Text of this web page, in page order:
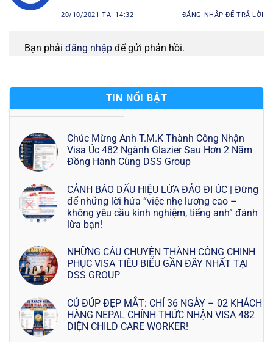
20/10/2021 TẠI 14:32 ĐĂNG NHẬP ĐỂ TRẢ LỜI
Bạn phải đăng nhập để gửi phản hồi.
TIN NỔI BẬT
Chúc Mừng Anh T.M.K Thành Công Nhận
Visa Úc 482 Ngành Glazier Sau Hơn 2 Năm
Đồng Hành Cùng DSS Group
CẢNH BÁO DẤU HIỆU LỪA ĐẢO ĐI ÚC | Đừng
để những lời hứa “việc nhẹ lương cao –
không yêu cầu kinh nghiệm, tiếng anh” đánh
lừa bạn!
NHỮNG CÂU CHUYỆN THÀNH CÔNG CHINH
PHỤC VISA TIÊU BIỂU GẦN ĐÂY NHẤT TẠI
DSS GROUP
CÚ ĐÚP ĐẸP MẮT: CHỈ 36 NGÀY – 02 KHÁCH
HÀNG NEPAL CHÍNH THỨC NHẬN VISA 482
DIỆN CHILD CARE WORKER!